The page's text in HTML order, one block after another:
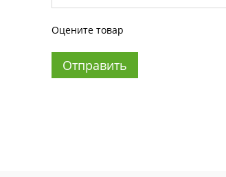
Оцените товар
Отправить